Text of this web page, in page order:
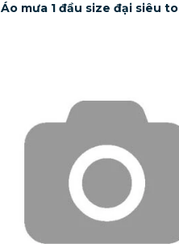
Áo mưa 1 đầu size đại siêu to